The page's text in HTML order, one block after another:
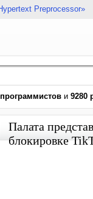
Preprocessor»
и 9280
Палата
блокировке